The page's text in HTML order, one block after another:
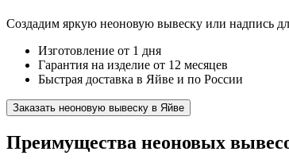
Создадим яркую неоновую вывеску или надпись
Изготовление от 1 дня
Гарантия на изделие от 12 месяцев
Быстрая доставка в Яйве и по России
Заказать неоновую вывеску в Яйве
Преимущества неоновых